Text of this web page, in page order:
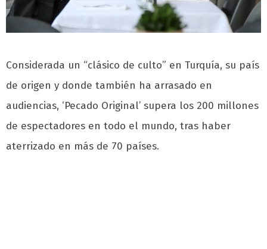
Considerada un “clásico de culto” en Turquía, su país
de origen y donde también ha arrasado en
audiencias, ‘Pecado Original’ supera los 200 millones
de espectadores en todo el mundo, tras haber
aterrizado en más de 70 países.